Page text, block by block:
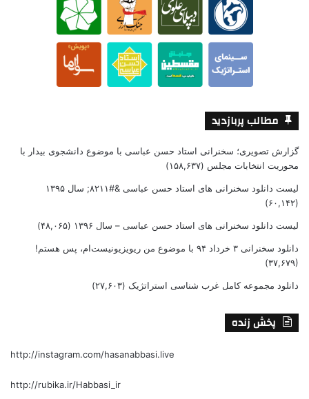
مطالب پربازدید
گزارش تصویری؛ سخنرانی استاد حسن عباسی با موضوع دانشجوی بیدار با
محوریت انتخابات مجلس (۱۵۸,۶۳۷)
لیست دانلود سخنرانی های استاد حسن عباسی &#۸۲۱۱; سال ۱۳۹۵
(۶۰,۱۴۲)
لیست دانلود سخنرانی های استاد حسن عباسی – سال ۱۳۹۶ (۴۸,۰۶۵)
دانلود سخنرانی ۳ خرداد ۹۴ با موضوع من ریویزیونیست‌ام، پس هستم!
(۳۷,۶۷۹)
دانلود مجموعه کامل غرب شناسی استراتژیک (۲۷,۶۰۳)
پخش زنده
http://instagram.com/hasanabbasi.live
http://rubika.ir/Habbasi_ir